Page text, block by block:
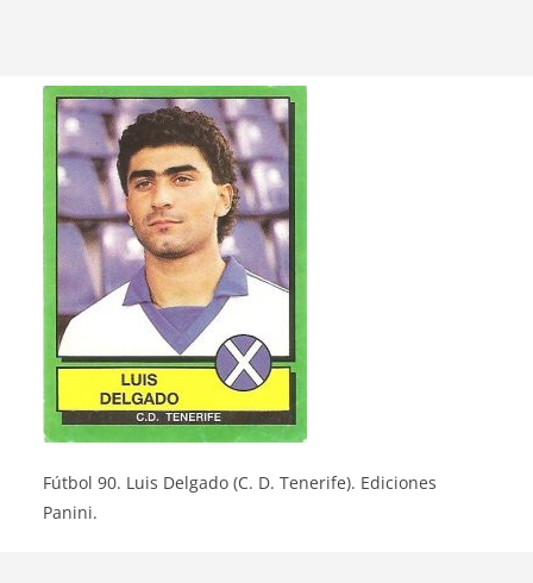
Fútbol 90. Luis Delgado (C. D. Tenerife). Ediciones
Panini.